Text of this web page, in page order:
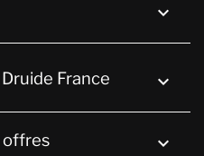

France keyboard_arrow_down
offres 